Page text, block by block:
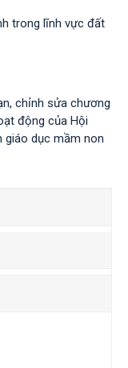
trong lĩnh vực đất
chỉnh sửa chương
động của Hội
giáo dục mầm non